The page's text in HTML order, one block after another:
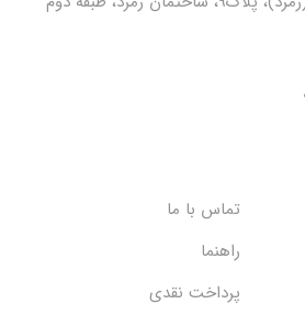
تماس با ما
راهنما
پرداخت نقدی